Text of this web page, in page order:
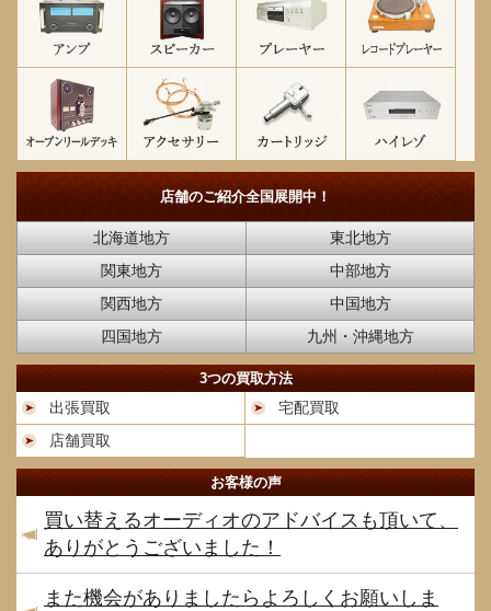
店舗のご紹介全国展開中！
北海道地方
東北地方
関東地方
中部地方
関西地方
中国地方
四国地方
九州・沖縄地方
3つの買取方法
出張買取
宅配買取
店舗買取
お客様の声
買い替えるオーディオのアドバイスも頂いて、
ありがとうございました！
また機会がありましたらよろしくお願いしま